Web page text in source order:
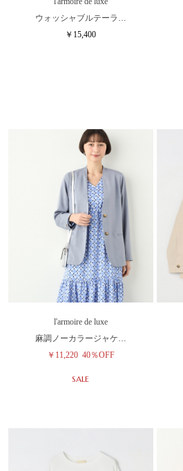
ウォッシャブルテーラ…
￥15,400
l'armoire de luxe
麻調ノーカラージャケ…
￥11,220 40％OFF
SALE